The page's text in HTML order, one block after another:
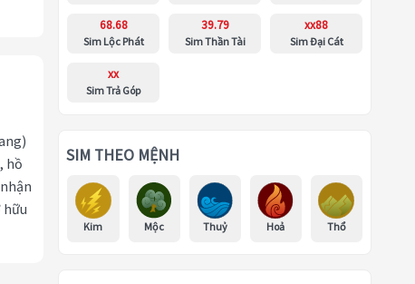
hồ
hữu
68.68
Sim Lộc Phát
39.79
Sim Thần Tài
xx88
Sim Đại Cát
xx
Sim Trả Góp
SIM THEO MỆNH
Kim Mộc Thuỷ Hoả Thổ